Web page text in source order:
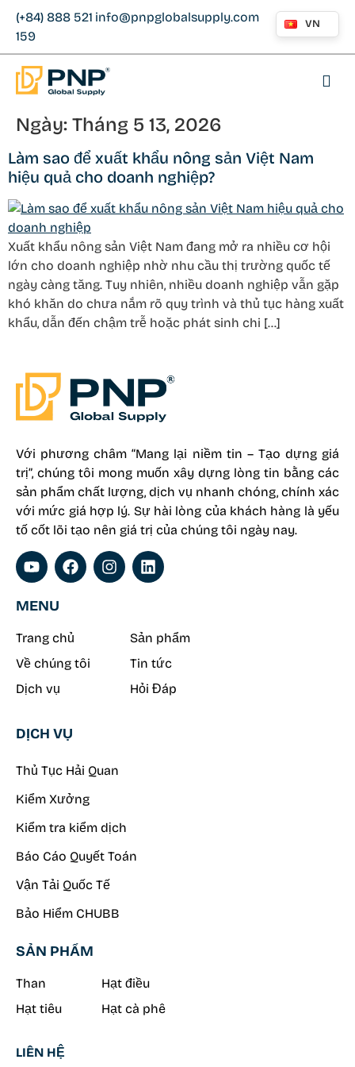
(+84) 888 521
159
info@pnpglobalsupply.com VN
Ngày: Tháng 5 13, 2026
Làm sao để xuất khẩu nông sản Việt Nam
hiệu quả cho doanh nghiệp?
Xuất khẩu nông sản Việt Nam đang mở ra nhiều cơ hội
lớn cho doanh nghiệp nhờ nhu cầu thị trường quốc tế
ngày càng tăng. Tuy nhiên, nhiều doanh nghiệp vẫn gặp
khó khăn do chưa nắm rõ quy trình và thủ tục hàng xuất
khẩu, dẫn đến chậm trễ hoặc phát sinh chi […]
Với phương châm “Mang lại niềm tin – Tạo dựng giá
trị”, chúng tôi mong muốn xây dựng lòng tin bằng các
sản phẩm chất lượng, dịch vụ nhanh chóng, chính xác
với mức giá hợp lý. Sự hài lòng của khách hàng là yếu
tố cốt lõi tạo nên giá trị của chúng tôi ngày nay.
MENU
Trang chủ
Về chúng tôi
Dịch vụ
Sản phẩm
Tin tức
Hỏi Đáp
DỊCH VỤ
Thủ Tục Hải Quan
Kiểm Xưởng
Kiểm tra kiểm dịch
Báo Cáo Quyết Toán
Vận Tải Quốc Tế
Bảo Hiểm CHUBB
SẢN PHẨM
Than
Hạt tiêu
Hạt điều
Hạt cà phê
LIÊN HỆ